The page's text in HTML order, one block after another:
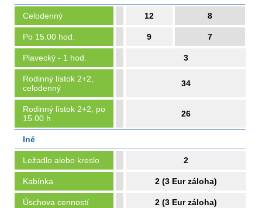
Celodenný 12 8
Po 15.00 hod. 9 7
Plavecký - 1 hod. 3
Rodinný lístok 2+2,
celodenný
34
Rodinný lístok 2+2, po
15.00 h
26
Iné
Ležadlo alebo kreslo 2
Kabínka 2 (3 Eur záloha)
Úschova cenností 2 (3 Eur záloha)